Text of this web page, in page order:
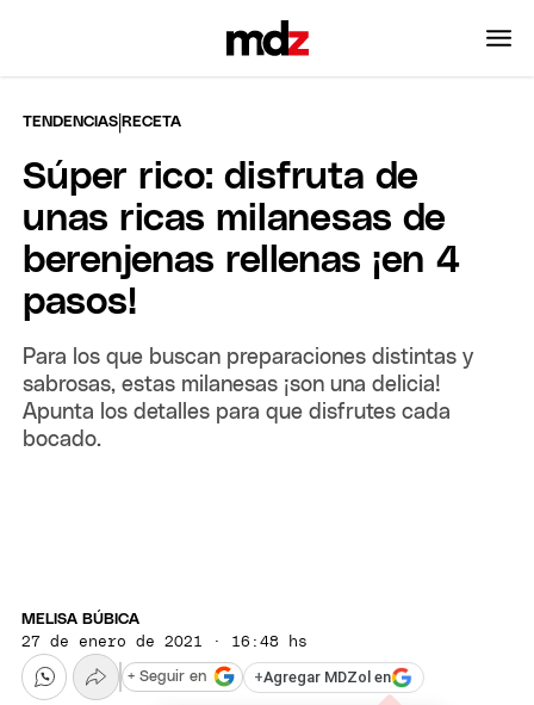
TENDENCIAS |RECETA
Súper rico: disfruta de
unas ricas milanesas de
berenjenas rellenas ¡en 4
pasos!
Para los que buscan preparaciones distintas y
sabrosas, estas milanesas ¡son una delicia!
Apunta los detalles para que disfrutes cada
bocado.
MELISA BÚBICA
27 de enero de 2021 · 16:48 hs
+Agregar MDZol en
+ Seguir en